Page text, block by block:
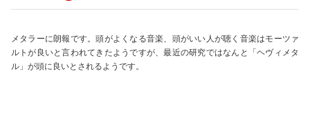
メタラーに朗報です。頭がよくなる音楽、頭がいい人が聴く音楽はモーツァ
ルトが良いと言われてきたようですが、最近の研究ではなんと「ヘヴィメタ
ル」が頭に良いとされるようです。